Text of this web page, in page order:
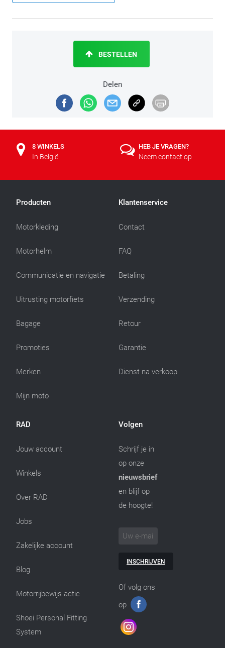
Delen
BESTELLEN
8 WINKELS
In België
HEB JE VRAGEN?
Neem contact op
Producten
Motorkleding
Motorhelm
Communicatie en navigatie
Uitrusting motorfiets
Bagage
Promoties
Merken
Mijn moto
Klantenservice
Contact
FAQ
Betaling
Verzending
Retour
Garantie
Dienst na verkoop
RAD
Jouw account
Winkels
Over RAD
Jobs
Zakelijke account
Blog
Motorrijbewijs actie
Shoei Personal Fitting
System
Volgen
Schrijf je in
op onze
nieuwsbrief
en blijf op
de hoogte!
INSCHRIJVEN
Of volg ons
op